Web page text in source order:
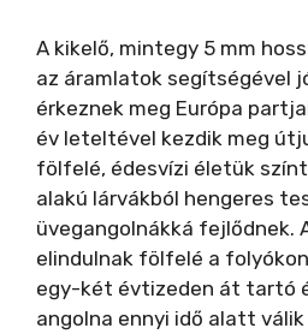
A kikelő, mintegy 5 mm
az áramlatok segítségével
érkeznek meg Európa
év leteltével kezdik meg
fölfelé, édesvízi életük
alakú lárvákból hengeres
üvegangolnákká fejlődnek.
elindulnak fölfelé a
egy-két évtizeden át tartó
angolna ennyi idő alatt